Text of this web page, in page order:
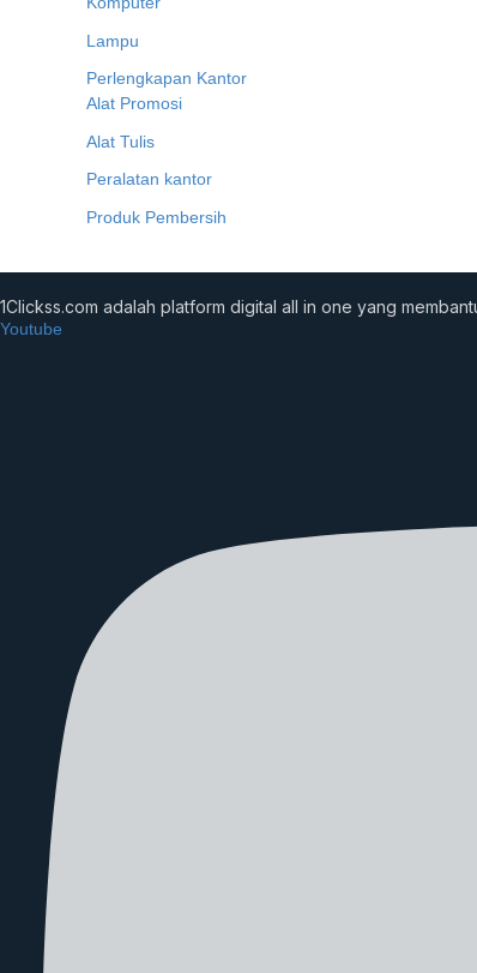
Lampu
Perlengkapan Kantor
Alat Promosi
Alat Tulis
Peralatan kantor
Produk Pembersih
1Clickss.com adalah platform digital all in one yang
Youtube